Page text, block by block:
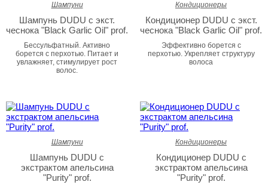
Шампуни
Шампунь DUDU с экст.
чеснока "Black Garlic Oil" prof.
Бессульфатный. Активно
борется с перхотью. Питает и
увлажняет, стимулирует рост
волос.
Кондиционеры
Кондиционер DUDU с экст.
чеснока "Black Garlic Oil" prof.
Эффективно борется с
перхотью. Укрепляет структуру
волоса
Шампуни
Шампунь DUDU с
экстрактом апельсина
"Purity" prof.
Кондиционеры
Кондиционер DUDU с
экстрактом апельсина
"Purity" prof.